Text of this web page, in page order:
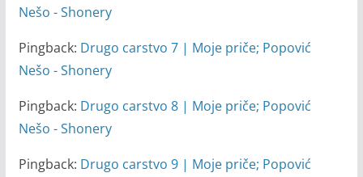
Nešo - Shonery
Pingback: Drugo carstvo 7 | Moje priče; Popović
Nešo - Shonery
Pingback: Drugo carstvo 8 | Moje priče; Popović
Nešo - Shonery
Pingback: Drugo carstvo 9 | Moje priče; Popović